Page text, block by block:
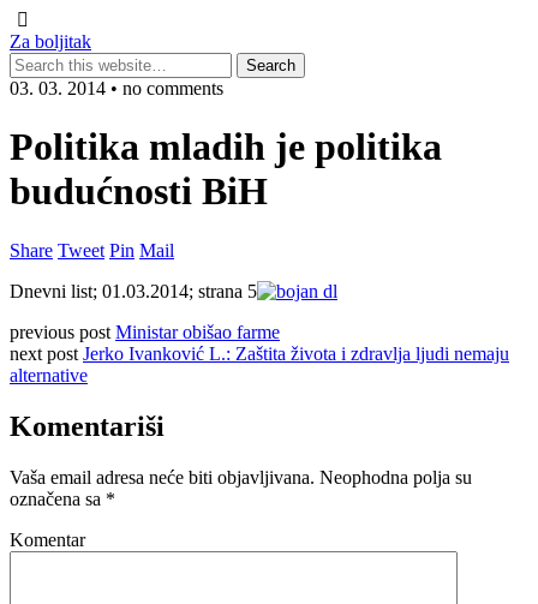
Za boljitak
03. 03. 2014 • no comments
Politika mladih je politika
budućnosti BiH
Share Tweet Pin Mail
Dnevni list; 01.03.2014; strana 5
previous post Ministar obišao farme
next post Jerko Ivanković L.: Zaštita života i zdravlja ljudi nemaju
alternative
Komentariši
Vaša email adresa neće biti objavljivana. Neophodna polja su
označena sa *
Komentar